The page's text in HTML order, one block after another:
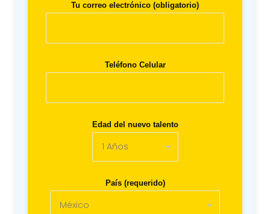
Tu correo electrónico (obligatorio)
Teléfono Celular
Edad del nuevo talento
País (requerido)